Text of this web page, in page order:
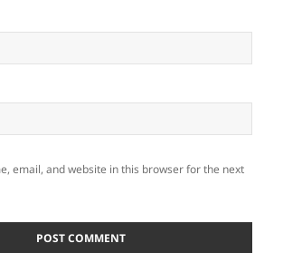
email, and website in this browser for the next